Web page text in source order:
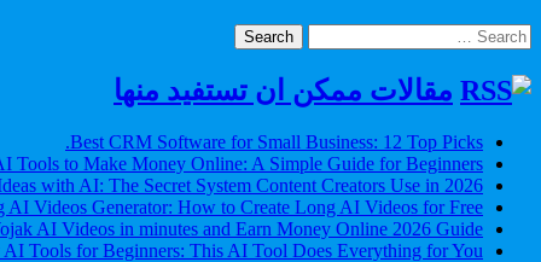
Search
for:
مقالات ممكن ان تستفيد منها
Best CRM Software for Small Business: 12 Top Picks.
Tools to Make Money Online: A Simple Guide for Beginners
with AI: The Secret System Content Creators Use in 2026
AI Videos Generator: How to Create Long AI Videos for Free
AI Videos in minutes and Earn Money Online 2026 Guide
AI Tools for Beginners: This AI Tool Does Everything for You